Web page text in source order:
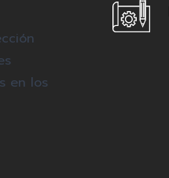
en los